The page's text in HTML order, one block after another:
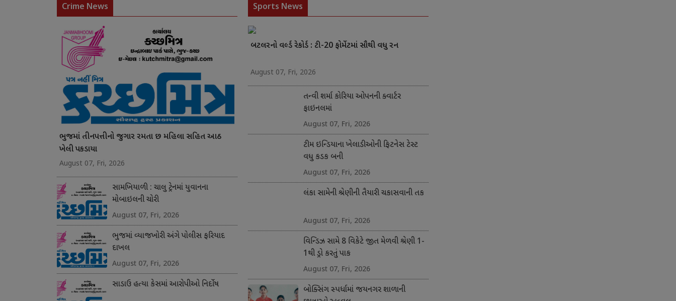
Crime News
ભુજમાં તીનપત્તીનો જુગાર રમતા છ મહિલા સહિત આઠ
ખેલી પકડાયા
August 07, Fri, 2026
સામખિયાળી : ચાલુ ટ્રેનમાં યુવાનના
મોબાઇલની ચોરી
August 07, Fri, 2026
ભુજમાં વ્યાજખોરી અંગે પોલીસ ફરિયાદ
દાખલ
August 07, Fri, 2026
સાડાઉ હત્યા કેસમાં આરોપીઓ નિર્દોષ
Sports News
બટલરનો વર્લ્ડ રેકોર્ડ : ટી-20 ફોર્મેટમાં સૌથી વધુ રન
August 07, Fri, 2026
તન્વી શર્મા કોરિયા ઓપનની ક્વાર્ટર
ફાઇનલમાં
August 07, Fri, 2026
ટીમ ઇન્ડિયાના ખેલાડીઓની ફિટનેસ ટેસ્ટ
વધુ કડક બની
August 07, Fri, 2026
લંકા સામેની શ્રેણીની તૈયારી ચકાસવાની તક
August 07, Fri, 2026
વિન્ડિઝ સામે 8 વિકેટે જીત મેળવી શ્રેણી 1-
1થી ડ્રો કરતું પાક
August 07, Fri, 2026
બોક્સિંગ સ્પર્ધામાં જયનગર શાળાની